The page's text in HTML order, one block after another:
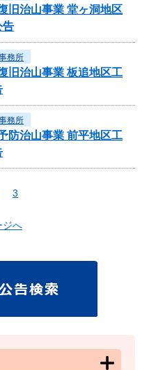
旧治山事業 堂ヶ洞地区
告
務所
旧治山事業 板追地区工
務所
防治山事業 前平地区工
3
ジへ